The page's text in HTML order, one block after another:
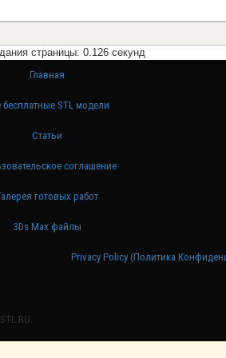
страницы: 0.126 секунд
Главная
бесплатные STL модели
Статьи
соглашение
готовых работ
3Ds Max файлы
Privacy Policy (Политика